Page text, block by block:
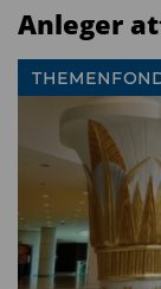
Anleger